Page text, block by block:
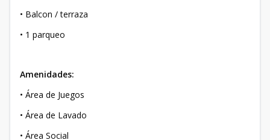
• Balcon / terraza
• 1 parqueo
Amenidades:
• Área de Juegos
• Área de Lavado
• Área Social